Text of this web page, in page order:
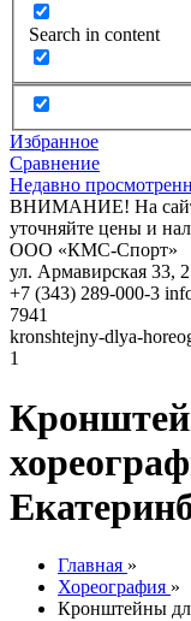
Search in content
Избранное
Сравнение
Недавно
ВНИМАНИЕ! На сайте
уточняйте цены и
ООО «КМС-Спорт»
ул. Армавирская 33,
+7 (343) 289-000-3
7941
kronshtejny-dlya-
1
Главная »
Хореография »
Кронштейны